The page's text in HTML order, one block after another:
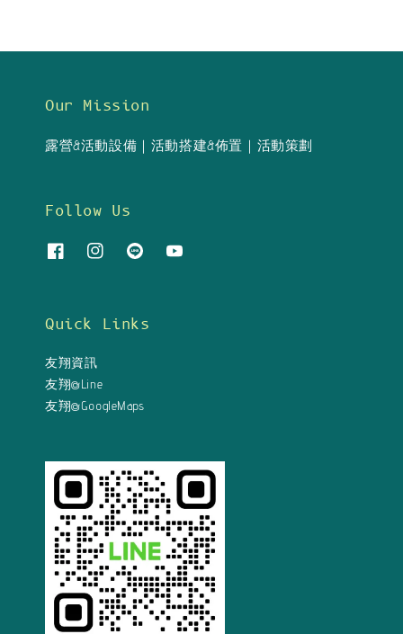
Our Mission
露營&活動設備｜活動搭建&佈置｜活動策劃
Follow Us
Quick Links
友翔資訊
友翔@Line
友翔@GoogleMaps